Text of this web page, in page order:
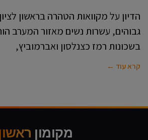
הדיון על מקוואות הטהרה בראשון
גבוהים, עשרות נשים מאזור המערב
בשכונות רמז כצנלסון ואברמוביץ,
קרא עוד ←
מקומון